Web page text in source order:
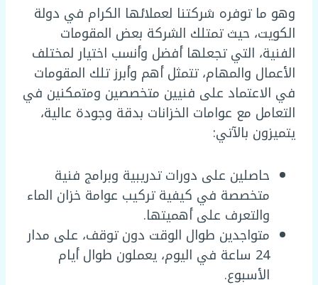
وهو ما توفره شركتنا لعملائها الكرام في دولة
الكويت، حيث تمتلك الشركة بعض المقومات
الفنية، التي تجعلها أفضل وأنسب اختيار لمختلف
الأعمال والمهام، تتمثل أهم وأبرز تلك المقومات
في الاعتماد على فنيين متخصصين ومتمكنين في
التعامل مع عوامات الخزانات بدقة وجودة عالية،
يتميزون بالآتي:
حاصلين على دورات تدريبية وبرامج فنية
متخصصة في كيفية تركيب عوامة خزان الماء
والتعرف على أهميتها.
متواجدين طوال الوقت دون توقف، على مدار
24 ساعة في اليوم، يعملون طوال أيام
الأسبوع.